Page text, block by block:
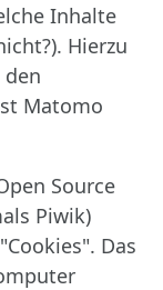
Inhalte
Hierzu
Matomo
Source
Piwik)
Das